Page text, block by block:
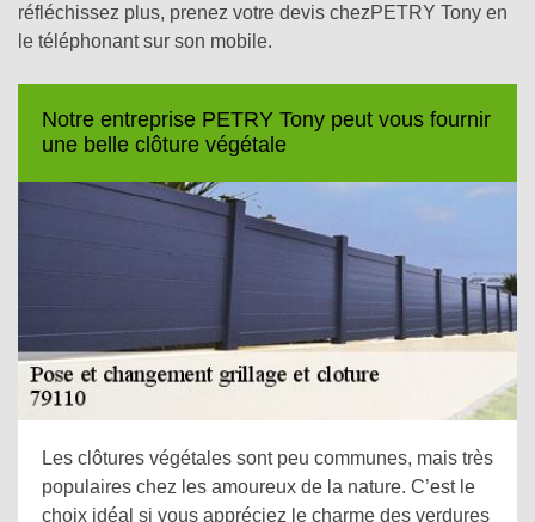
réfléchissez plus, prenez votre devis chezPETRY Tony en
le téléphonant sur son mobile.
Notre entreprise PETRY Tony peut vous fournir
une belle clôture végétale
Les clôtures végétales sont peu communes, mais très
populaires chez les amoureux de la nature. C’est le
choix idéal si vous appréciez le charme des verdures